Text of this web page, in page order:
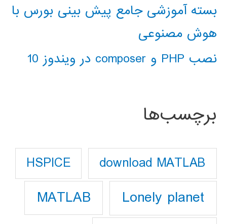
بسته آموزشی جامع پیش بینی بورس با
هوش مصنوعی
نصب PHP و composer در ویندوز 10
برچسب‌ها
download MATLAB
HSPICE
Lonely planet
MATLAB